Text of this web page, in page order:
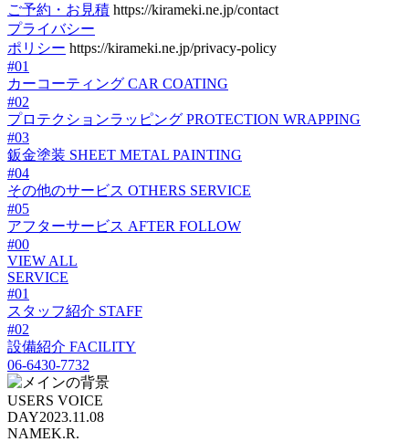
ご予約・お見積 https://kirameki.ne.jp/contact
プライバシー
ポリシー https://kirameki.ne.jp/privacy-policy
#01
カーコーティング CAR COATING
#02
プロテクションラッピング PROTECTION WRAPPING
#03
鈑金塗装 SHEET METAL PAINTING
#04
その他のサービス OTHERS SERVICE
#05
アフターサービス AFTER FOLLOW
#00
VIEW ALL
SERVICE
#01
スタッフ紹介 STAFF
#02
設備紹介 FACILITY
06-6430-7732
USERS VOICE
DAY2023.11.08
NAMEK.R.